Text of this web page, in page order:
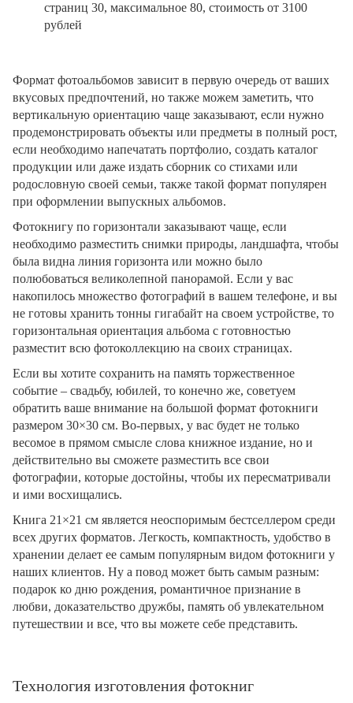
страниц 30, максимальное 80, стоимость от 3100
рублей
Формат фотоальбомов зависит в первую очередь от ваших
вкусовых предпочтений, но также можем заметить, что
вертикальную ориентацию чаще заказывают, если нужно
продемонстрировать объекты или предметы в полный рост,
если необходимо напечатать портфолио, создать каталог
продукции или даже издать сборник со стихами или
родословную своей семьи, также такой формат популярен
при оформлении выпускных альбомов.
Фотокнигу по горизонтали заказывают чаще, если
необходимо разместить снимки природы, ландшафта, чтобы
была видна линия горизонта или можно было
полюбоваться великолепной панорамой. Если у вас
накопилось множество фотографий в вашем телефоне, и вы
не готовы хранить тонны гигабайт на своем устройстве, то
горизонтальная ориентация альбома с готовностью
разместит всю фотоколлекцию на своих страницах.
Если вы хотите сохранить на память торжественное
событие – свадьбу, юбилей, то конечно же, советуем
обратить ваше внимание на большой формат фотокниги
размером 30×30 см. Во-первых, у вас будет не только
весомое в прямом смысле слова книжное издание, но и
действительно вы сможете разместить все свои
фотографии, которые достойны, чтобы их пересматривали
и ими восхищались.
Книга 21×21 см является неоспоримым бестселлером среди
всех других форматов. Легкость, компактность, удобство в
хранении делает ее самым популярным видом фотокниги у
наших клиентов. Ну а повод может быть самым разным:
подарок ко дню рождения, романтичное признание в
любви, доказательство дружбы, память об увлекательном
путешествии и все, что вы можете себе представить.
Технология изготовления фотокниг